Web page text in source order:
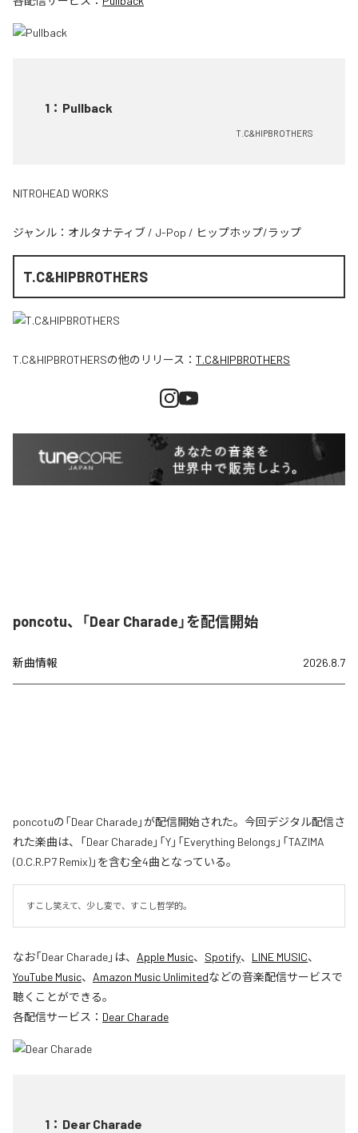
1 ： Pullback
T.C&HIPBROTHERS
NITROHEAD WORKS
ジャンル： オルタナティブ / J-Pop / ヒップホップ/ラップ
T.C&HIPBROTHERS
T.C&HIPBROTHERSの他のリリース： T.C&HIPBROTHERS
poncotu、「Dear Charade」を配信開始
新曲情報 2026.8.7
poncotuの「Dear Charade」が配信開始された。今回デジタル配信さ
れた楽曲は、「Dear Charade」「Y」「Everything Belongs」「TAZIMA
(O.C.R.P7 Remix)」を含む全4曲となっている。
すこし笑えて、少し変で、すこし哲学的。
なお「Dear Charade」は、 Apple Music、 Spotify、 LINE MUSIC、
YouTube Music、 Amazon Music Unlimitedなどの音楽配信サービスで
聴くことができる。
各配信サービス： Dear Charade
1 ： Dear Charade